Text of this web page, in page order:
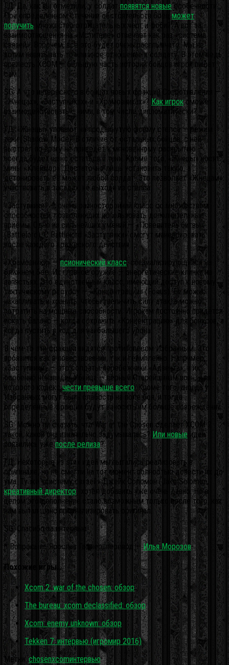
ГД: Да, как вы отметили, у солдатпоявятся новыеособенности.
При определённом стечении обстоятельств боец может
получить множество отрицательных черт и фобий. А вот за
взаимоотношения на «Мстителе» отвечает как раз «система
связей». Впрочем, всё это будет очень расплывчато. Мы не
хотим навязывать то или иное отношение к солдату. В этом ведь
прелесть XCOM — большую часть историй бойцов игрок пишет
сам.
SG: А что интересного в бойцах новых фракций Сопротивления —
«Жнецах», «Заступниках» и «Храмовниках»? Как игроксможет
взаимодействовать с ними, в том числе дипломатически?
ГД: «Жнецы» уповают на продвинутую форму стелса — режим
тени (Shadow Mode). В отличие от остальных бойцов, с ней
выстрел по врагу не приведёт к мгновенному раскрытию —
всегда будет шанс остаться в тени. Кроме того, «Жнецы» носят
мины «Клеймор». Достаточно лишь установить такую, а
детонировать её может любой солдат. Это позволяет «Жнецам»
участвовать в засадах, не выходя из стелса.
«Заступники» — очень разносторонний класс со множеством
способностей, позволяющих использовать дополнительные
приёмы. Одно из сильнейших умений — «Повелитель битвы»
(Battlelord). С Battlelord «Заступники» смогут маневрировать
после каждого вражеского действия.
«Храмовники» —псионический класс, специализирующийся на
ближнем бое. Их главное оружие — энергетические клинки на
запястьях. Это единственный класс, имеющий доступ к новому
тактическому ресурсу — «Концентрации» (Focus). Её можно
накапливать и хранить, чтобы увеличить силу атак, а можно
потратить на мощные способности. Игрокам постоянно придётся
искать баланс — когда сохранить «Концентрацию» для бонусов, а
когда пустить в ход для наибольшего урона.
В чём-то эти фракции видятся противовесом Избранным. Это
проявится как в повествовании, так и геймплейно. Например,
«Заступники» — это солдаты-перебежчики «Адвента», и их
особенно ненавидит Убийца — верный Старейшинам воин, для
которого кодексчести превыше всего. Кроме того, иногда у
Избранных могут быть слабости на поле боя, и тогда
определённые фракции будут наносить им больше повреждений.
SG: Можно ли сказать, что War of the Chosen сделает XCOM 2
такой, какой она изначально задумывалась? Или новые идеи
появились ужепосле релиза?
ГД: Некоторые из этих идей мы пытались реализовать в
оригинале, но не смогли на тот момент полностью довести их до
ума. Ту же «систему связей» Джейк Соломон (Jake Solomon,
креативный директор) хотел добавить уже очень давно. Но в
целом это дополнение стало возможным только после того, как
нам выпал шанс проанализировать оригинал.
SG: Спасибо за интервью!
* Вопросы — Ярослав Гафнер, перевод —Илья Морозов.
Похожие игры…
Xcom 2: war of the chosen: обзор
The bureau: xcom declassified: обзор
Xcom: enemy unknown: обзор
Tekken 7: интервью (игромир 2016)
Метки: chosenxcomинтервью